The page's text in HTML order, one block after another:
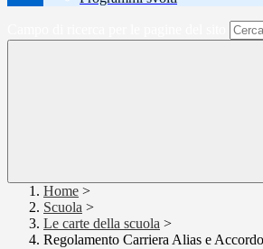
Home >
Scuola >
Le carte della scuola >
Regolamento Carriera Alias e